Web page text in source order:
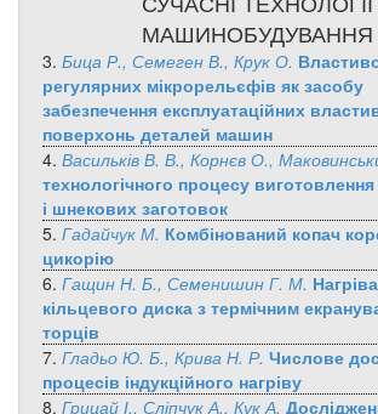
МАШИНОБУДУВАННЯ
3. Бица Р., Семеген В., Крук О.
регулярних мікрорельєфів як засобу
забезпечення експлуатаційних
поверхонь деталей машин
4. Васильків В. В., Корнєв О.,
технологічного процесу
і шнекових заготовок
5. Гадайчук М. Комбінований копач
цикорію
6. Гащин Н. Б., Семенишин Г. М.
кільцевого диска з термічним
торців
7. Гладьо Ю. Б., Крива Н. Р. Числове
процесів індукційного нагріву
8. Грицай І., Сліпчук А., Кук А.